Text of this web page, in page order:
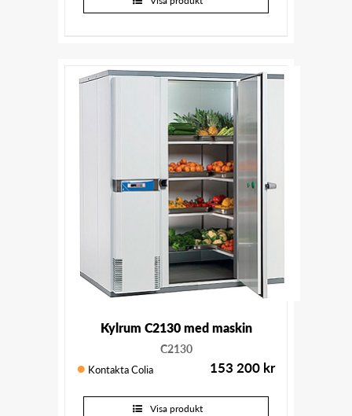
Kylrum C2130 med maskin
C2130
Kontakta Colia 153 200 kr
Visa produkt